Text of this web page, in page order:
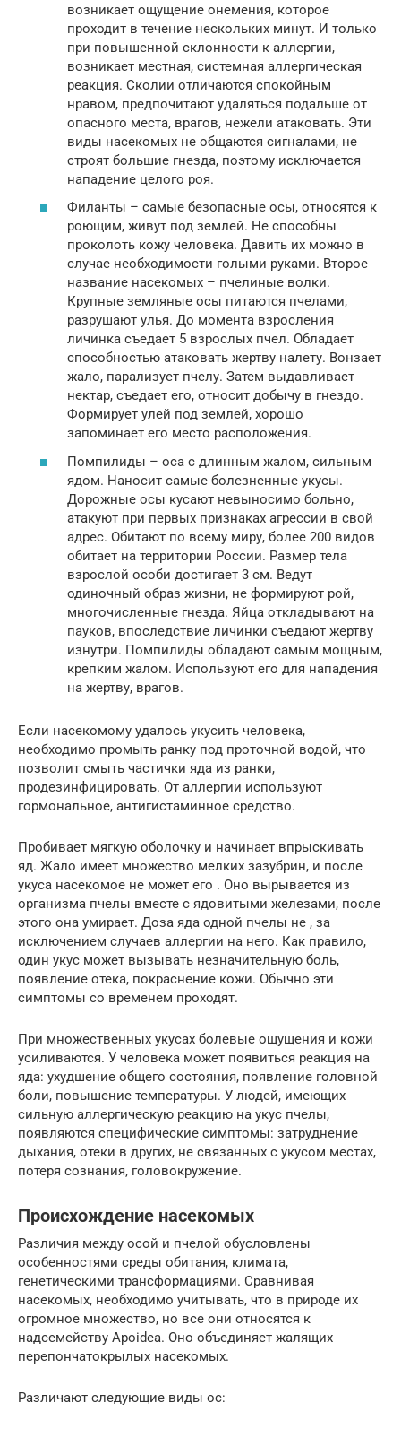
возникает ощущение онемения, которое
проходит в течение нескольких минут. И только
при повышенной склонности к аллергии,
возникает местная, системная аллергическая
реакция. Сколии отличаются спокойным
нравом, предпочитают удаляться подальше от
опасного места, врагов, нежели атаковать. Эти
виды насекомых не общаются сигналами, не
строят большие гнезда, поэтому исключается
нападение целого роя.
Филанты – самые безопасные осы, относятся к
роющим, живут под землей. Не способны
проколоть кожу человека. Давить их можно в
случае необходимости голыми руками. Второе
название насекомых – пчелиные волки.
Крупные земляные осы питаются пчелами,
разрушают улья. До момента взросления
личинка съедает 5 взрослых пчел. Обладает
способностью атаковать жертву налету. Вонзает
жало, парализует пчелу. Затем выдавливает
нектар, съедает его, относит добычу в гнездо.
Формирует улей под землей, хорошо
запоминает его место расположения.
Помпилиды – оса с длинным жалом, сильным
ядом. Наносит самые болезненные укусы.
Дорожные осы кусают невыносимо больно,
атакуют при первых признаках агрессии в свой
адрес. Обитают по всему миру, более 200 видов
обитает на территории России. Размер тела
взрослой особи достигает 3 см. Ведут
одиночный образ жизни, не формируют рой,
многочисленные гнезда. Яйца откладывают на
пауков, впоследствие личинки съедают жертву
изнутри. Помпилиды обладают самым мощным,
крепким жалом. Используют его для нападения
на жертву, врагов.
Если насекомому удалось укусить человека,
необходимо промыть ранку под проточной водой, что
позволит смыть частички яда из ранки,
продезинфицировать. От аллергии используют
гормональное, антигистаминное средство.
Пробивает мягкую оболочку и начинает впрыскивать
яд. Жало имеет множество мелких зазубрин, и после
укуса насекомое не может его . Оно вырывается из
организма пчелы вместе с ядовитыми железами, после
этого она умирает. Доза яда одной пчелы не , за
исключением случаев аллергии на него. Как правило,
один укус может вызывать незначительную боль,
появление отека, покраснение кожи. Обычно эти
симптомы со временем проходят.
При множественных укусах болевые ощущения и кожи
усиливаются. У человека может появиться реакция на
яда: ухудшение общего состояния, появление головной
боли, повышение температуры. У людей, имеющих
сильную аллергическую реакцию на укус пчелы,
появляются специфические симптомы: затруднение
дыхания, отеки в других, не связанных с укусом местах,
потеря сознания, головокружение.
Происхождение насекомых
Различия между осой и пчелой обусловлены
особенностями среды обитания, климата,
генетическими трансформациями. Сравнивая
насекомых, необходимо учитывать, что в природе их
огромное множество, но все они относятся к
надсемейству Apoidea. Оно объединяет жалящих
перепончатокрылых насекомых.
Различают следующие виды ос: